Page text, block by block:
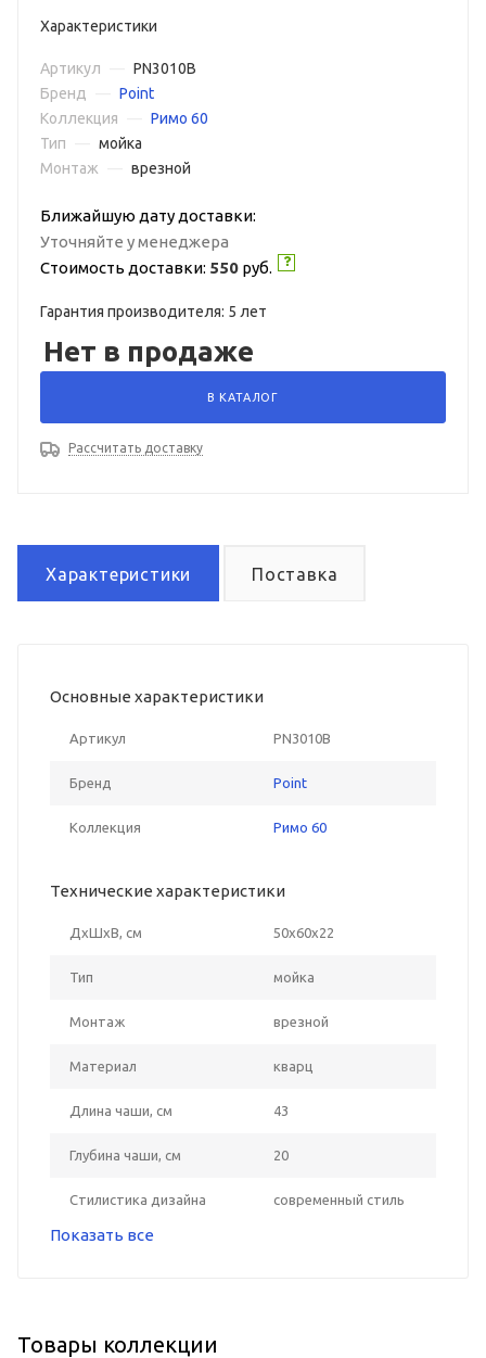
Характеристики
Артикул
PN3010B
Бренд
Point
Коллекция
Римо 60
Тип
мойка
Монтаж
врезной
Ближайшую дату доставки:
Уточняйте у менеджера
Стоимость доставки: 550 руб.
Гарантия производителя: 5 лет
Нет в продаже
В КАТАЛОГ
Рассчитать доставку
Характеристики Поставка
Основные характеристики
Артикул PN3010B
Бренд Point
Коллекция Римо 60
Технические характеристики
ДxШxВ, см 50x60x22
Тип мойка
Монтаж врезной
Материал кварц
Длина чаши, см 43
Глубина чаши, см 20
Стилистика дизайна современный стиль
Показать все
Товары коллекции